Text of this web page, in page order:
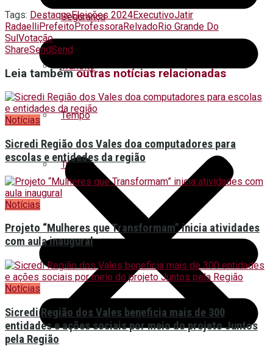
Segurança
Trânsito
Tempo
Turismo
Tags: DestaqueEleições 2024ExecutivoJatir
RadaelliPrefeitoProfessoraRelvadoRio Grande Do
SulVotação
ShareSendSend
Leia tambémoutras notícias relacionadas
Notícias
Sicredi Região dos Vales doa computadores para
escolas e entidades da região
Notícias
Projeto “Mulheres que Transformam” inicia atividades
com aula inaugural
Notícias
Sicredi Região dos Vales beneficia mais de 300
entidades e ações sociais por meio do projeto Juntos
pela Região